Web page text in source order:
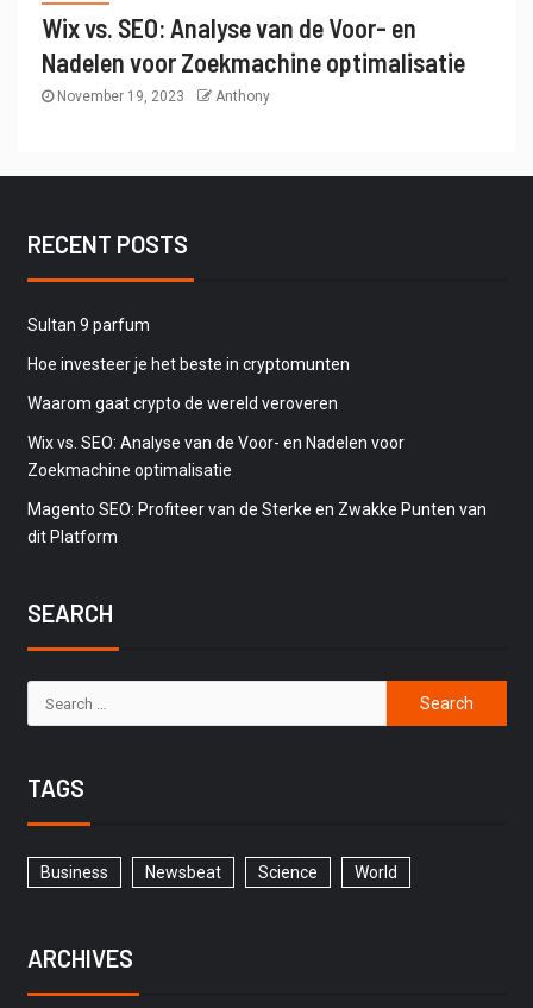
Wix vs. SEO: Analyse van de Voor- en
Nadelen voor Zoekmachine optimalisatie
November 19, 2023 Anthony
RECENT POSTS
Sultan 9 parfum
Hoe investeer je het beste in cryptomunten
Waarom gaat crypto de wereld veroveren
Wix vs. SEO: Analyse van de Voor- en Nadelen voor
Zoekmachine optimalisatie
Magento SEO: Profiteer van de Sterke en Zwakke Punten van
dit Platform
SEARCH
TAGS
Business Newsbeat Science World
ARCHIVES